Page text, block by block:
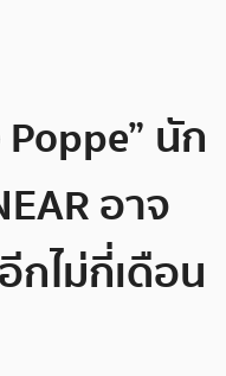
นัก
อาจ
กไม่กี่เดือน